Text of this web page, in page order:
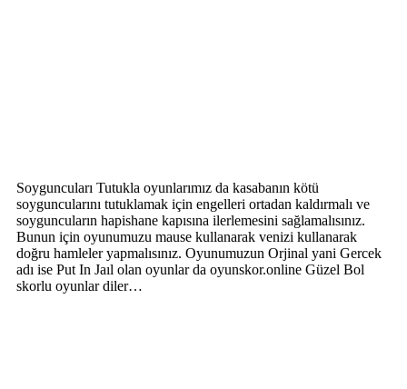
Soyguncuları Tutukla oyunlarımız da kasabanın kötü
soyguncularını tutuklamak için engelleri ortadan kaldırmalı ve
soyguncuların hapishane kapısına ilerlemesini sağlamalısınız.
Bunun için oyunumuzu mause kullanarak venizi kullanarak
doğru hamleler yapmalısınız. Oyunumuzun Orjinal yani Gercek
adı ise Put In Jaıl olan oyunlar da oyunskor.online Güzel Bol
skorlu oyunlar diler…